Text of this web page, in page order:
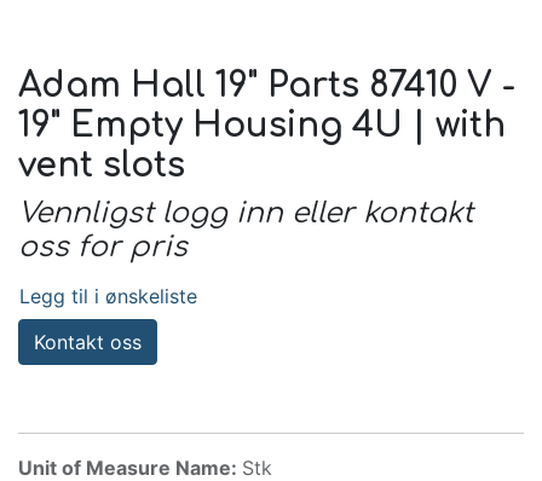
Adam Hall 19" Parts 87410 V -
19" Empty Housing 4U | with
vent slots
Vennligst logg inn eller kontakt
oss for pris
Legg til i ønskeliste
Kontakt oss
Unit of Measure Name: Stk